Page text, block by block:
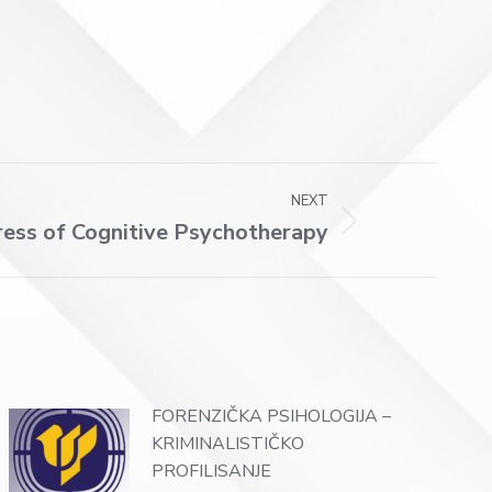
NEXT
of Cognitive Psychotherapy
FORENZIČKA PSIHOLOGIJA –
KRIMINALISTIČKO
PROFILISANJE